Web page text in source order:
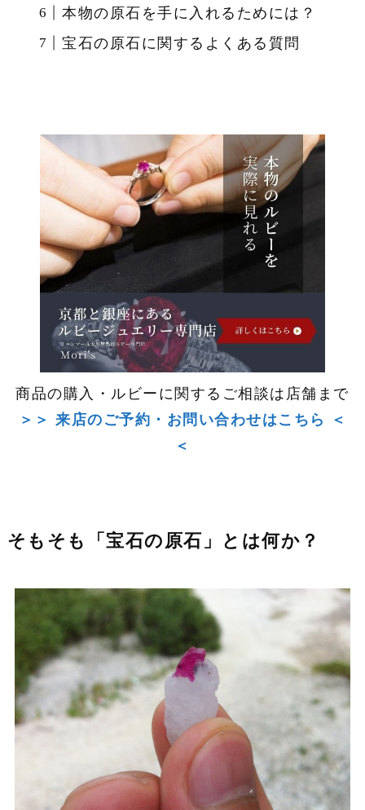
本物の原石を手に入れるためには？
宝石の原石に関するよくある質問
商品の購入・ルビーに関するご相談は店舗まで
＞＞ 来店のご予約・お問い合わせはこちら ＜
＜
そもそも「宝石の原石」とは何か？